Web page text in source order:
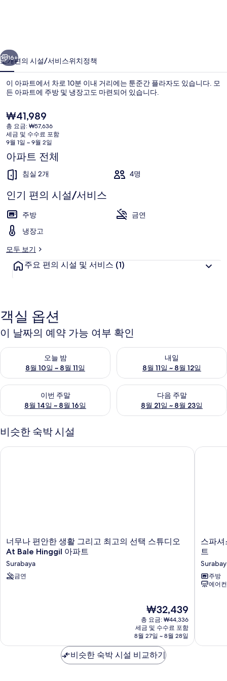
에
서
최
의
거
래
와
늑
한
2Br
의
러
리
16+
소개편의 시설/서비스위치정책
이 아파트에서 차로 10분 이내 거리에는 툰준간 플라자도 있습니다. 모
든 아파트에 주방 및 냉장고도 마련되어 있습니다.
현
재
가
격
₩41,989
₩41,989
총 요금: ₩57,636
세금 및 수수료 포함
9월 1일 ~ 9월 2일
아파트 전체
침실 2개 4명
인기 편의 시설/서비스
주방
금연
냉장고
모두 보기
주요 편의 시설 및 서비스 (1)
객실 옵션
이 날짜의 예약 가능 여부 확인
오늘 밤
8월 10일 ~ 8월 11일
오늘 밤 예약 가능 여부 확인, 8월 10일 ~ 8월 11일
내일
8월 11일 ~ 8월 12일
내일 예약 가능 여부 확인, 8월
이번 주말
8월 14일 ~ 8월 16일
이번 주말 예약 가능 여부 확인, 8월 14일 ~ 8월 16일
다음 주말
8월 21일 ~ 8월 23일
다음 주말 예약 가능 여부 확인
비슷한 숙박 시설
너
무
편
안
너무나 편안한 생활 그리고 최고의 선택 스튜디오
At Bale Hinggil 아파트
Surabaya
금연
현
재
요
금
₩32,439
₩32,439
총 요금: ₩44,336
세금 및 수수료 포함
8월 27일 ~ 8월 28일
너무나 편안한 생활 그리고 최고의 선택 스튜디오 At Bale
스
파
스
2BR
콤
스파셔
트
주방
에어컨
스파셔
비슷한 숙박 시설 비교하기